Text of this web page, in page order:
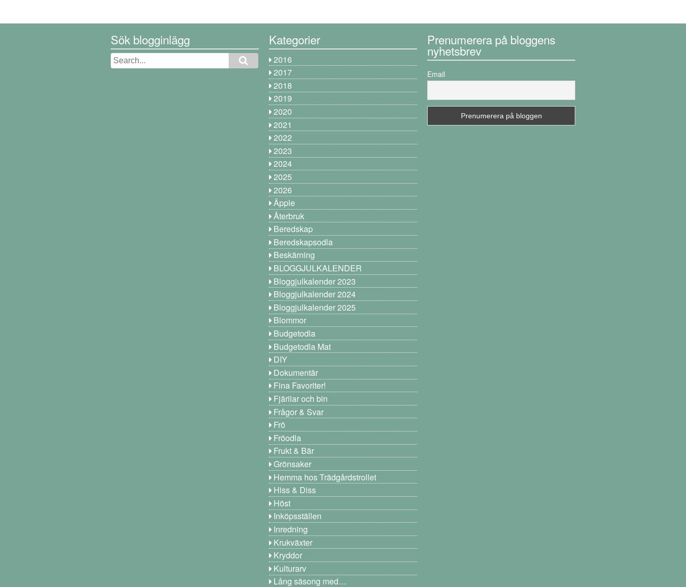
Sök blogginlägg Kategorier
2016
2017
2018
2019
2020
2021
2022
2023
2024
2025
2026
Äpple
Återbruk
Beredskap
Beredskapsodla
Beskärning
BLOGGJULKALENDER
Bloggjulkalender 2023
Bloggjulkalender 2024
Bloggjulkalender 2025
Blommor
Budgetodla
Budgetodla Mat
DIY
Dokumentär
Fina Favoriter!
Fjärilar och bin
Frågor & Svar
Frö
Fröodla
Frukt & Bär
Grönsaker
Hemma hos Trädgårdstrollet
Hiss & Diss
Höst
Inköpsställen
Inredning
Krukväxter
Kryddor
Kulturarv
Lång säsong med…
Prenumerera på bloggens
nyhetsbrev
Email